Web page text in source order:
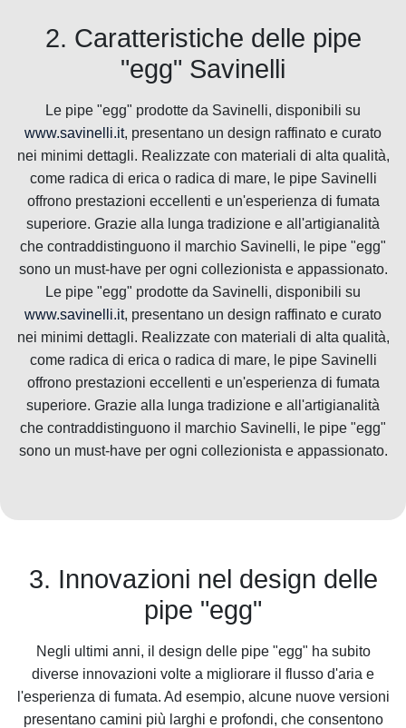
2. Caratteristiche delle pipe
"egg" Savinelli
Le pipe "egg" prodotte da Savinelli, disponibili su
www.savinelli.it, presentano un design raffinato e curato
nei minimi dettagli. Realizzate con materiali di alta qualità,
come radica di erica o radica di mare, le pipe Savinelli
offrono prestazioni eccellenti e un'esperienza di fumata
superiore. Grazie alla lunga tradizione e all'artigianalità
che contraddistinguono il marchio Savinelli, le pipe "egg"
sono un must-have per ogni collezionista e appassionato.
Le pipe "egg" prodotte da Savinelli, disponibili su
www.savinelli.it, presentano un design raffinato e curato
nei minimi dettagli. Realizzate con materiali di alta qualità,
come radica di erica o radica di mare, le pipe Savinelli
offrono prestazioni eccellenti e un'esperienza di fumata
superiore. Grazie alla lunga tradizione e all'artigianalità
che contraddistinguono il marchio Savinelli, le pipe "egg"
sono un must-have per ogni collezionista e appassionato.
3. Innovazioni nel design delle
pipe "egg"
Negli ultimi anni, il design delle pipe "egg" ha subito
diverse innovazioni volte a migliorare il flusso d'aria e
l'esperienza di fumata. Ad esempio, alcune nuove versioni
presentano camini più larghi e profondi, che consentono